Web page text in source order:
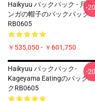
Haikyuu バックパック - 月島
ンガの帽子のバックパック
RB0605
￥535,050 - ￥601,750
-
Haikyuu バックパック-
Kageyama Eatingのバック
クRB0605
-